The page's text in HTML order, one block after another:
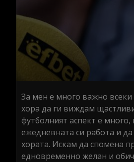
За мен е много важно
хора да ги виждам
футболният аспект е
ежедневната си работа и
хората. Искам да спомена
едновременно желан и